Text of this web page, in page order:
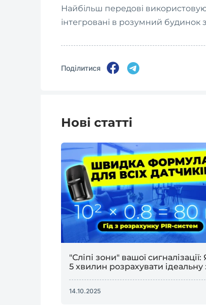
Найбільш передові
інтегровані в розумний будинок
Поділитися
Нові статті
"Сліпі зони" вашої сигналізації:
5 хвилин розрахувати ідеальну
14.10.2025